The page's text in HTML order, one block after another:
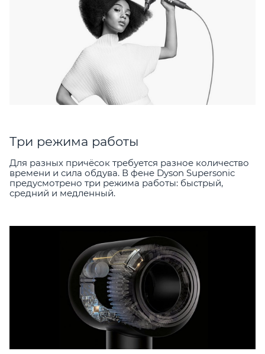
Три режима работы
Для разных причёсок требуется разное количество
времени и сила обдува. В фене Dyson Supersonic
предусмотрено три режима работы: быстрый,
средний и медленный.